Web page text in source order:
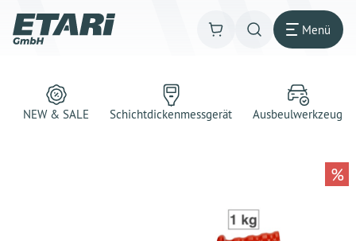
Menü
NEW & SALE Schichtdickenmessgerät Ausbeulwerkzeug
%